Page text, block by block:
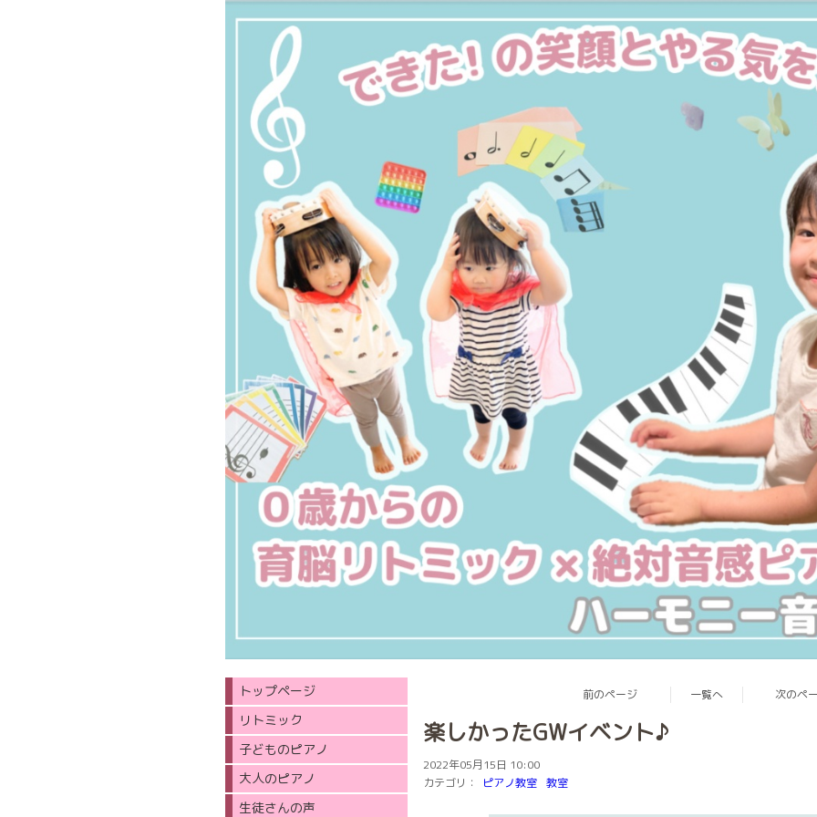
前のページ 一覧へ 次のペ
楽しかったGWイベント♪
2022年05月15日 10:00
カテゴリ：
ピアノ教室 教室
トップページ
リトミック
子どものピアノ
大人のピアノ
生徒さんの声